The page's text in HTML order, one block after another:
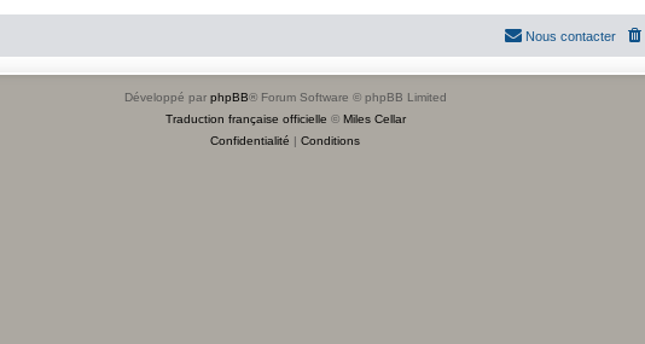
Nous contacter
Développé par phpBB® Forum Software © phpBB Limited
Traduction française officielle © Miles Cellar
Confidentialité | Conditions